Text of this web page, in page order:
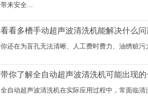
带来安全...
看看多槽手动超声波清洗机能解决什么问
你还在为盲孔无法清晰、人工费时费力、油绣赃
带你了解全自动超声波清洗机可能出现
全自动超声波清洗机在实际应用过程中，常面临